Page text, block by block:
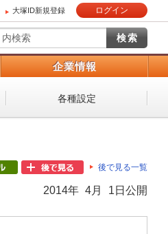
大塚ID新規登録 ログイン
企業情報
各種設定
後で見る一覧
2014年 4月 1日公開